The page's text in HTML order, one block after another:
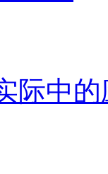
际中的